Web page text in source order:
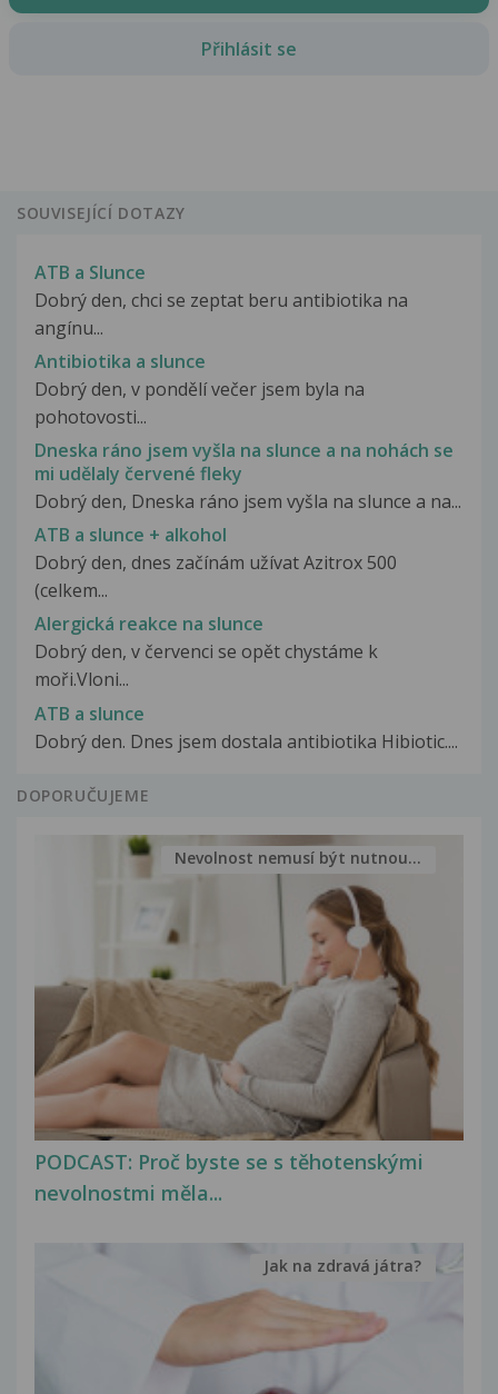
Přihlásit se
SOUVISEJÍCÍ DOTAZY
ATB a Slunce
Dobrý den, chci se zeptat beru antibiotika na
angínu...
Antibiotika a slunce
Dobrý den, v pondělí večer jsem byla na
pohotovosti...
Dneska ráno jsem vyšla na slunce a na nohách se
mi udělaly červené fleky
Dobrý den, Dneska ráno jsem vyšla na slunce a na...
ATB a slunce + alkohol
Dobrý den, dnes začínám užívat Azitrox 500
(celkem...
Alergická reakce na slunce
Dobrý den, v červenci se opět chystáme k
moři.Vloni...
ATB a slunce
Dobrý den. Dnes jsem dostala antibiotika Hibiotic....
DOPORUČUJEME
PODCAST: Proč byste se s těhotenskými
nevolnostmi měla...
Nevolnost nemusí být nutnou...
Jak na zdravá játra?